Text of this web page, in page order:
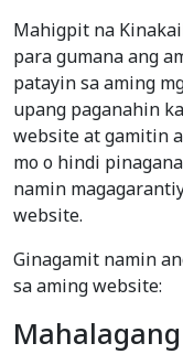
Mahigpit na
para gumana ang
patayin sa aming
upang paganahin
website at gamitin
mo o hindi
namin
website.
Ginagamit namin
sa aming website: